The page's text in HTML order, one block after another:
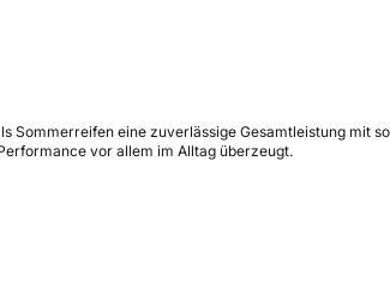
Sommerreifen eine zuverlässige Gesamtleistung
vor allem im Alltag überzeugt.